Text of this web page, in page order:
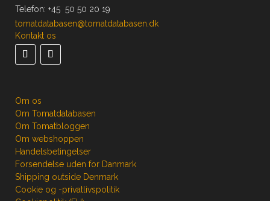
Telefon: +45 50 50 20 19
tomatdatabasen@tomatdatabasen.dk
Kontakt os
Om os
Om Tomatdatabasen
Om Tomatbloggen
Om webshoppen
Handelsbetingelser
Forsendelse uden for Danmark
Shipping outside Denmark
Cookie og -privatlivspolitik